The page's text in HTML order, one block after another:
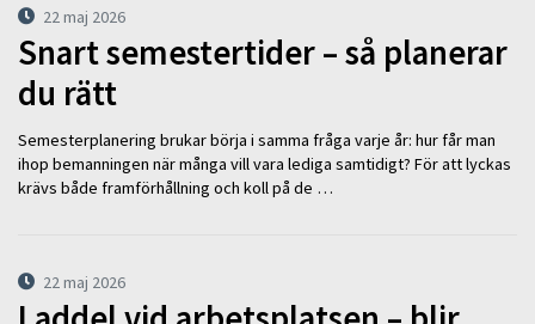
22 maj 2026
Snart semestertider – så planerar
du rätt
Semesterplanering brukar börja i samma fråga varje år: hur får man
ihop bemanningen när många vill vara lediga samtidigt? För att lyckas
krävs både framförhållning och koll på de …
22 maj 2026